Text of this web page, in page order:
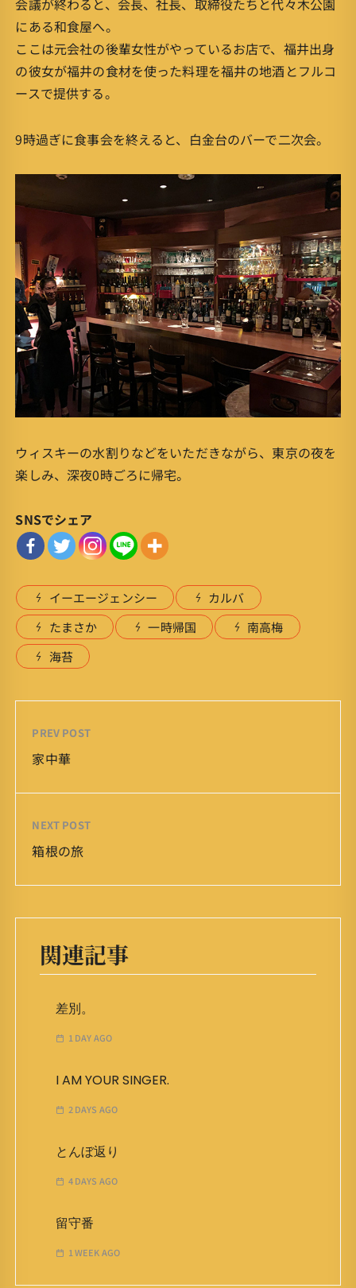
にある和食屋へ。
ここは元会社の後輩女性がやっているお店で、福井出身
の彼女が福井の食材を使った料理を福井の地酒とフルコ
ースで提供する。
9時過ぎに食事会を終えると、白金台のバーで二次会。
ウィスキーの水割りなどをいただきながら、東京の夜を
楽しみ、深夜0時ごろに帰宅。
SNSでシェア
イーエージェンシー
カルバ
たまさか
一時帰国
南高梅
海苔
PREV POST
家中華
NEXT POST
箱根の旅
関連記事
差別。
1 DAY AGO
I AM YOUR SINGER.
2 DAYS AGO
とんぼ返り
4 DAYS AGO
留守番
1 WEEK AGO